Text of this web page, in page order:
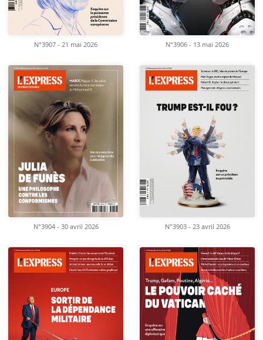
N°3907 - 21 mai 2026 N°3906 - 13 mai 2026
N°3904 - 30 avril 2026 N°3903 - 23 avril 2026